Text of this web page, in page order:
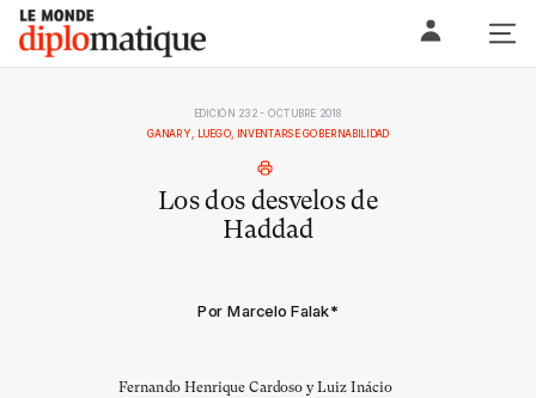
Skip
content
Le monde diplomatique
EDICIÓN 232 - OCTUBRE 2018
GANAR Y, LUEGO, INVENTARSE GOBERNABILIDAD
Los dos desvelos de
Haddad
Por Marcelo Falak*
Fernando Henrique Cardoso y Luiz Inácio